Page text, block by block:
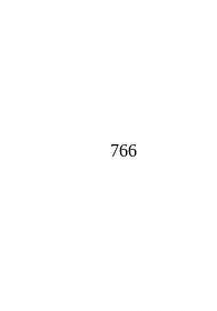
766